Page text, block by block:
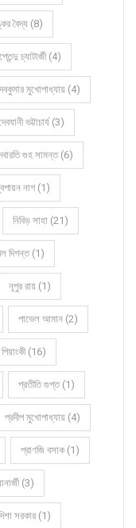
বৈদ্য (8)
চ্যাটার্জী (4)
মুখোপাধ্যায় (4)
ভট্টাচার্য (3)
গুহ সামন্ত (6)
নাগ (1)
নিবিড় সাহা (21)
দিগন্ত (1)
নূপুর রায় (1)
পাভেল আমান (2)
পিয়াংকী (16)
প্রতীতি গুপ্ত (1)
প্রদীপ মুখোপাধ্যায় (4)
প্রাণজি বসাক (1)
(3)
সরকার (1)